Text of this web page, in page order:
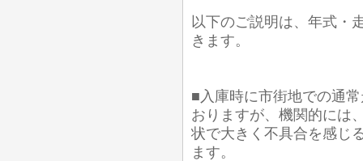
以下のご説明は、年式・
きます。
■入庫時に市街地での通
おりますが、機関的には
状で大きく不具合を感じ
ます。